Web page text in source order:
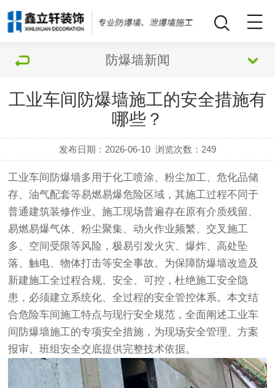
防爆墙新闻
工业车间防爆墙施工的安全措施有
哪些？
发布日期：2026-06-10 浏览次数： 249
工业车间防爆墙多用于化工喷涂、粉尘加工、危化品储
存、油气配套等易燃易爆危险区域，其施工过程不同于
普通建筑装修作业。施工现场普遍存在原有介质残留、
易燃易爆气体、粉尘聚集、动火作业频繁、交叉施工
多、空间受限等风险，极易引发火灾、爆炸、高处坠
落、触电、物体打击等安全事故。为保障防爆墙改造及
新建施工全过程合规、安全、可控，杜绝施工安全隐
患，必须建立系统化、全过程的安全管控体系。本文结
合危险车间施工特点与现行安全规范，全面阐述工业车
间防爆墙施工的专项安全措施，为现场安全管理、方案
报审、班组安全交底提供完整技术依据。